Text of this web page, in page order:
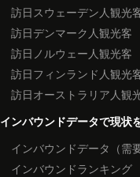
訪日スウェーデン人観光
訪日デンマーク人観光客
訪日ノルウェー人観光客
訪日フィンランド人観光
訪日オーストラリア人観
インバウンドデータで現状
インバウンドデータ（需
インバウンドランキング